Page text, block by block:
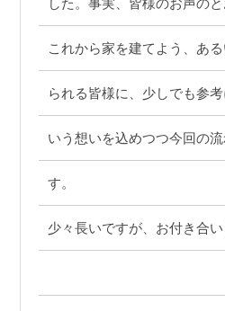
した。事実、皆様のお声のと
これから家を建てよう、あ
られる皆様に、少しでも参
いう想いを込めつつ今回の
す。
少々長いですが、お付き合い